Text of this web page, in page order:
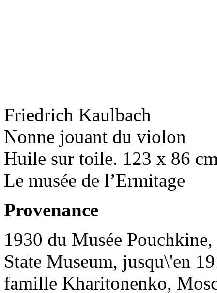
Friedrich Kaulbach
Nonne jouant du violon
Huile sur toile. 123 х 86
Le musée de l’Ermitage
Provenance
1930 du Musée
State Museum, jusqu\'en
famille Kharitonenko,